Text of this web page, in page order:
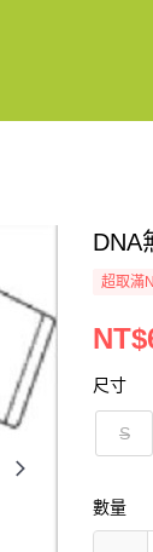
DNA
超取滿
尺寸
S
數量